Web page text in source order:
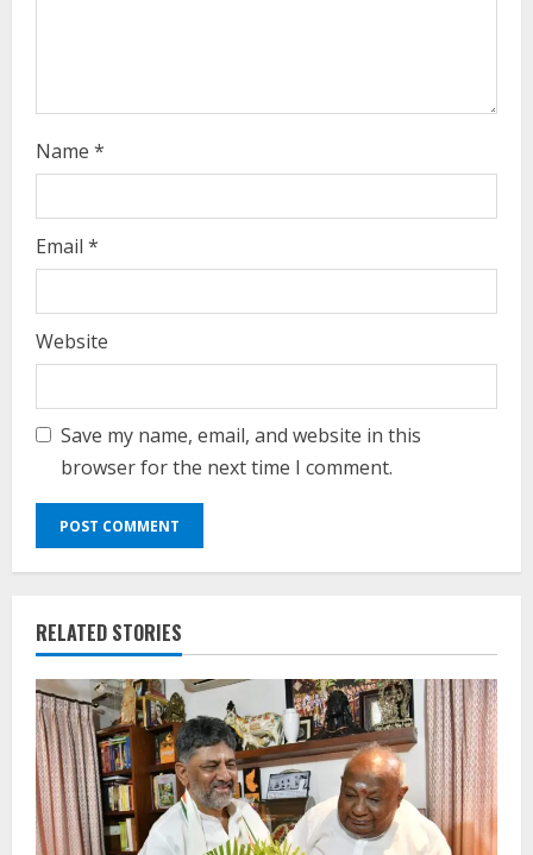
g
Name *
Email *
Website
Save my name, email, and website in this
browser for the next time I comment.
RELATED STORIES